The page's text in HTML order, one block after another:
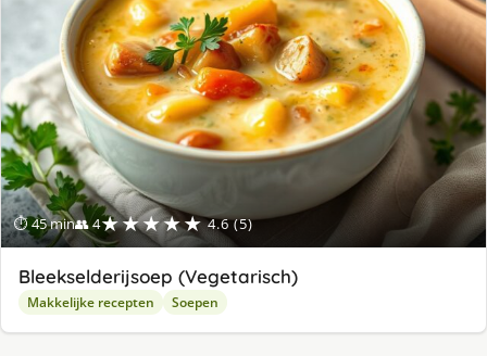
⏱ 45 min👥 4★★★★★ 4.6 (5)
Bleekselderijsoep (Vegetarisch)
Makkelijke recepten Soepen